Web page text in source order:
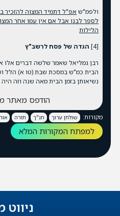
ולפמ"ש אפ"ל דתמיד המצוה להזכיר
לספר לבנו אבל אם אין עמו אחר
הלילות
[4]
הגדה של פסח לרשב"ץ
רבן גמליאל שאמר שלשה דברים אלו
הבית כמ"ש במסכת שבת (טו א) הלל
נשיאותן בזמן הבית מאה שנה וזה
הודפס מאתר
מקורות: שולחן ערוך תנ"ך תורה
למפתח המקורות המלא
ניווט